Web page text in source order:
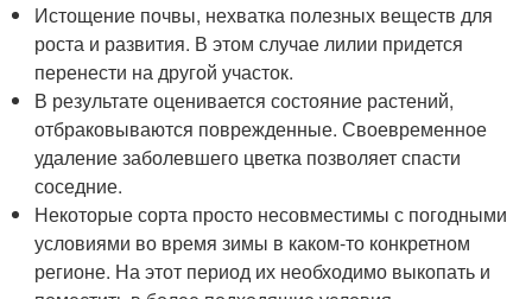
Истощение почвы, нехватка полезных веществ для
роста и развития. В этом случае лилии придется
перенести на другой участок.
В результате оценивается состояние растений,
отбраковываются поврежденные. Своевременное
удаление заболевшего цветка позволяет спасти
соседние.
Некоторые сорта просто несовместимы с погодными
условиями во время зимы в каком-то конкретном
регионе. На этот период их необходимо выкопать и